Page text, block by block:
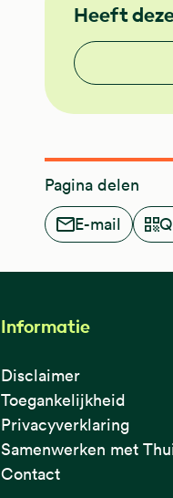
Heeft
Vond je deze
Pagina delen
E-mail
Informatie
Disclaimer
Toegankelijkheid
Privacyverklaring
Samenwerken met
Contact